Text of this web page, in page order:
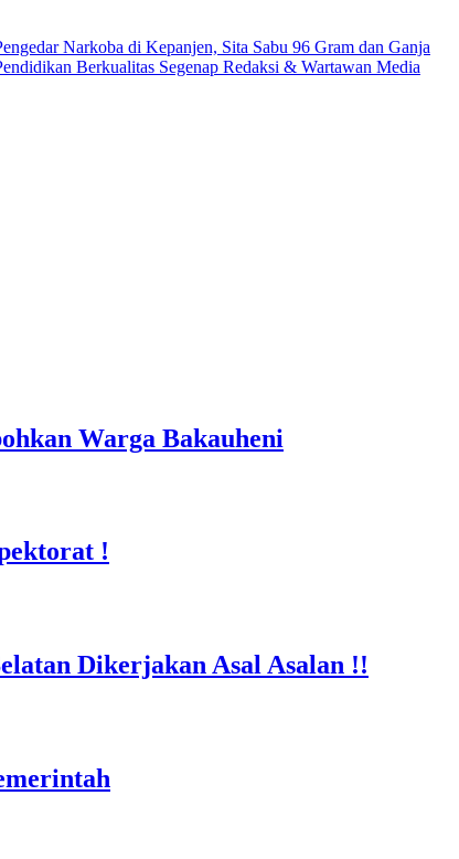
Narkoba di Kepanjen, Sita Sabu 96 Gram dan Ganja
Berkualitas Segenap Redaksi & Wartawan Media
Warga Bakauheni
!
Dikerjakan Asal Asalan !!